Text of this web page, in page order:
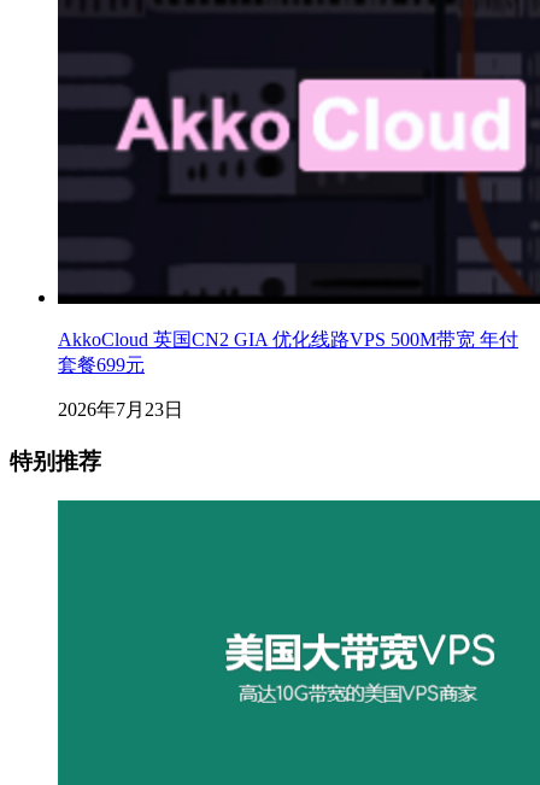
AkkoCloud 英国CN2 GIA 优化线路VPS 500M带宽 年付
套餐699元
2026年7月23日
特别推荐